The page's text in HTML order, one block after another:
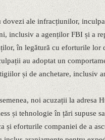
dovezi ale infracțiunilor,
inclusiv a agenților FBI și a
în legătură cu eforturile lor
au adoptat un
și de anchetare, inclusiv
noi acuzații la adresa
și tehnologie în țări supuse
și eforturile companiei de a